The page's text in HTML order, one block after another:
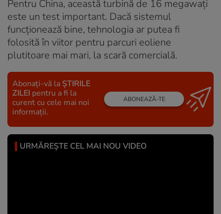
Pentru China, această turbină de 16 megawați
este un test important. Dacă sistemul
funcționează bine, tehnologia ar putea fi
folosită în viitor pentru parcuri eoliene
plutitoare mai mari, la scară comercială.
Abonați-vă la ȘTIRILE
ZILEI pentru a fi la
curent cu cele mai noi
informații.
ABONEAZĂ-TE
URMĂREȘTE CEL MAI NOU VIDEO